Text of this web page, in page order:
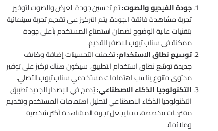
جودة الفيديو والصوت:تم تحسين جودة العرض والصوت لتوفير
تجربة مشاهدة فائقة الجودة. يتم التركيز على تقديم تجربة سينمائية
بتقنيات عالية الوضوح لضمان استمتاع المستخدم بأعلى جودة
ممكنة فى سناب تيوب الاصفر القديم.
توسيع نطاق الاستخدام:تضمنت التحسينات إضافة وظائف
جديدة توسّع نطاق استخدام التطبيق. سيكون هناك تركيز على توفير
محتوى متنوع يناسب اهتمامات مستخدمي سناب تيوب الأصلي.
التكنولوجيا الذكاء الاصطناعي:يُدمج في الإصدار الجديد تطبيق
التكنولوجيا الذكاء الاصطناعي لتحليل اهتمامات المستخدم وتقديم
مقترحات مخصصة، مما يجعل تجربة المشاهدة أكثر شخصية
وملائمة.